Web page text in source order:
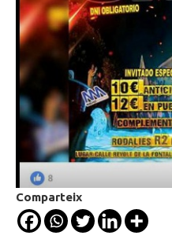
Comparteix